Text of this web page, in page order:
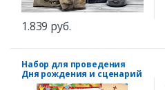
1.839 руб.
Набор для проведения
Дня рождения и сценарий